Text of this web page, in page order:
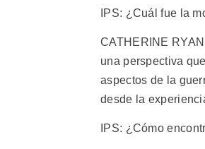
IPS: ¿Cuál fue la
CATHERINE
una perspectiva
aspectos de la
desde la
IPS: ¿Cómo